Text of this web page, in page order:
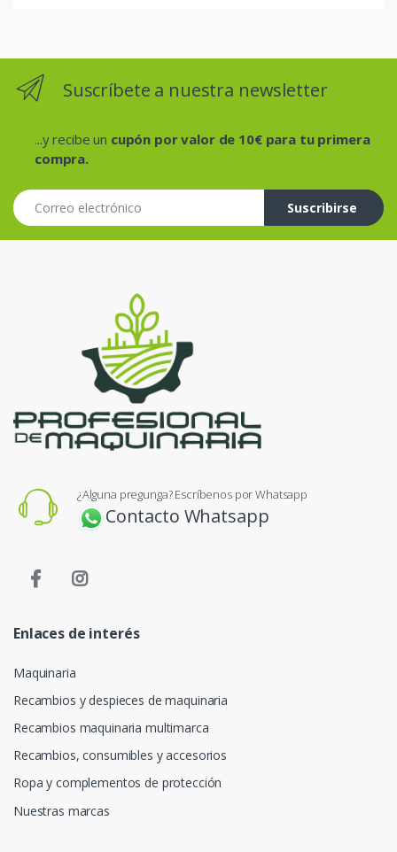
Suscríbete a nuestra newsletter
...y recibe un cupón por valor de 10€ para tu primera
compra.
Correo electrónico
Suscribirse
¿Alguna pregunga? Escríbenos por Whatsapp
Contacto Whatsapp
Enlaces de interés
Maquinaria
Recambios y despieces de maquinaria
Recambios maquinaria multimarca
Recambios, consumibles y accesorios
Ropa y complementos de protección
Nuestras marcas